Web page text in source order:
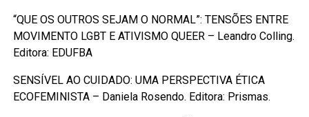
“QUE OS OUTROS SEJAM O NORMAL”: TENSÕES ENTRE
MOVIMENTO LGBT E ATIVISMO QUEER – Leandro Colling.
Editora: EDUFBA
SENSÍVEL AO CUIDADO: UMA PERSPECTIVA ÉTICA
ECOFEMINISTA – Daniela Rosendo. Editora: Prismas.